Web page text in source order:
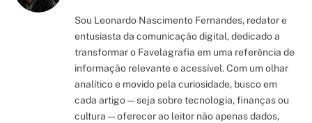
Sou Leonardo Nascimento Fernandes, redator e
entusiasta da comunicação digital, dedicado a
transformar o Favelagrafia em uma referência de
informação relevante e acessível. Com um olhar
analítico e movido pela curiosidade, busco em
cada artigo — seja sobre tecnologia, finanças ou
cultura — oferecer ao leitor não apenas dados,